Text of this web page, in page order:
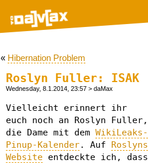
« Hibernation Problem
Roslyn Fuller: ISAK
Wednesday, 8.1.2014, 23:57 > daMax
Vielleicht erinnert ihr
euch noch an Roslyn Fuller,
die Dame mit dem WikiLeaks-
Pinup-Kalender. Auf Roslyns
Website entdeckte ich, dass